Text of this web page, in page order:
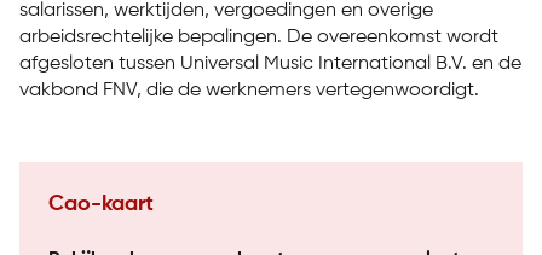
salarissen, werktijden, vergoedingen en overige
arbeidsrechtelijke bepalingen. De overeenkomst wordt
afgesloten tussen Universal Music International B.V. en de
vakbond FNV, die de werknemers vertegenwoordigt.
Cao-kaart